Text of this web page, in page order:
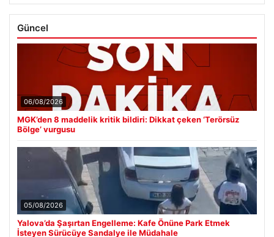
Güncel
06/08/2026
MGK’den 8 maddelik kritik bildiri: Dikkat çeken ‘Terörsüz
Bölge’ vurgusu
05/08/2026
Yalova’da Şaşırtan Engelleme: Kafe Önüne Park Etmek
İsteyen Sürücüye Sandalye ile Müdahale